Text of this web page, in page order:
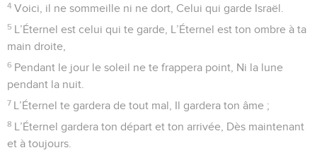
4 Voici, il ne sommeille ni ne dort, Celui qui garde Israël.
5 L’Éternel est celui qui te garde, L’Éternel est ton ombre à ta
main droite,
6 Pendant le jour le soleil ne te frappera point, Ni la lune
pendant la nuit.
7 L’Éternel te gardera de tout mal, Il gardera ton âme ;
8 L’Éternel gardera ton départ et ton arrivée, Dès maintenant
et à toujours.